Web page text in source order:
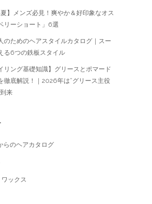
夏】メンズ必見！爽やか＆好印象なオス
リーショート」6選
のためのヘアスタイルカタログ｜スー
る6つの鉄板スタイル
リング基礎知識】グリースとポマード
徹底解説！｜2026年は“グリース主役
来
らのヘアカタログ
ックス